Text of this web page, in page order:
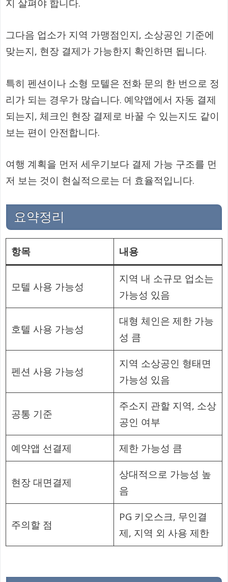
지 살펴야 합니다.
그다음 업소가 지역 가맹점인지, 소상공인 기준에
맞는지, 현장 결제가 가능한지 확인하면 됩니다.
특히 펜션이나 소형 모텔은 전화 문의 한 번으로 정
리가 되는 경우가 많습니다. 예약앱에서 자동 결제
되는지, 체크인 현장 결제로 바꿀 수 있는지도 같이
보는 편이 안전합니다.
여행 계획을 먼저 세우기보다 결제 가능 구조를 먼
저 보는 것이 현실적으로는 더 효율적입니다.
요약정리
항목 내용
모텔 사용 가능성
지역 내 소규모 업소는
가능성 있음
호텔 사용 가능성
대형 체인은 제한 가능
성 큼
펜션 사용 가능성
지역 소상공인 형태면
가능성 있음
공통 기준
주소지 관할 지역, 소상
공인 여부
예약앱 선결제
제한 가능성 큼
현장 대면결제
상대적으로 가능성 높
음
주의할 점
PG 키오스크, 무인결
제, 지역 외 사용 제한